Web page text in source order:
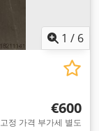
1 / 6
€600
고정 가격 부가세 별도